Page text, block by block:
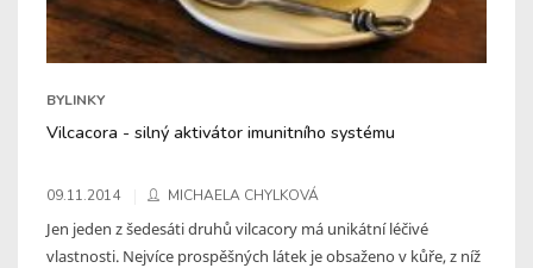
BYLINKY
Vilcacora - silný aktivátor imunitního systému
09.11.2014 MICHAELA CHYLKOVÁ
Jen jeden z šedesáti druhů vilcacory má unikátní léčivé
vlastnosti. Nejvíce prospěšných látek je obsaženo v kůře, z níž